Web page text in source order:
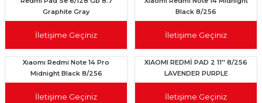
Graphite Gray
İletişime Geçiniz
Black 8/256
İletişime Geçiniz
Xıaomı Redmi Note 14 Pro
Midnight Black 8/256
İletişime Geçiniz
XIAOMI REDMİ PAD 2 11'' 8/256
LAVENDER PURPLE
İletişime Geçiniz